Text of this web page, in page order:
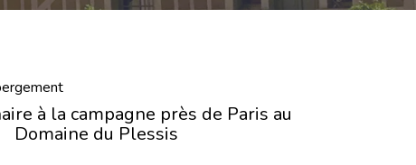
à la campagne près de Paris au
Domaine du Plessis